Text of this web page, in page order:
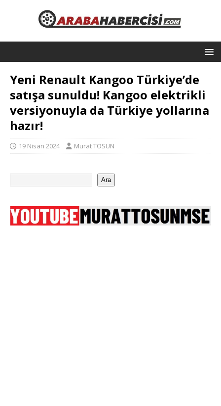
Yeni Renault Kangoo Türkiye’de
satışa sunuldu! Kangoo elektrikli
versiyonuyla da Türkiye yollarına
hazır!
19 Nisan 2024 Murat TOSUN
Ara